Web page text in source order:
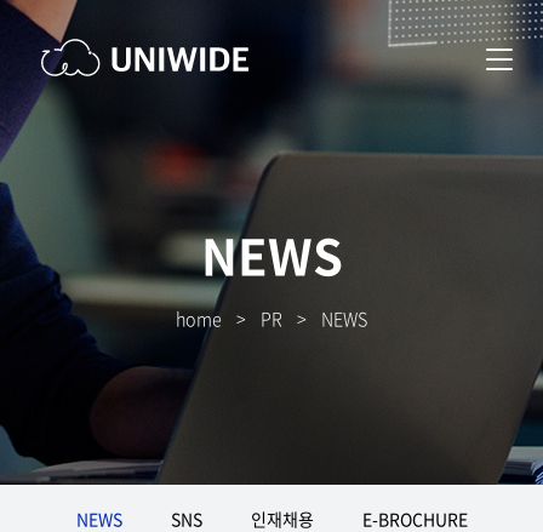
NEWS
home > PR > NEWS
NEWS SNS 인재채용 E-BROCHURE